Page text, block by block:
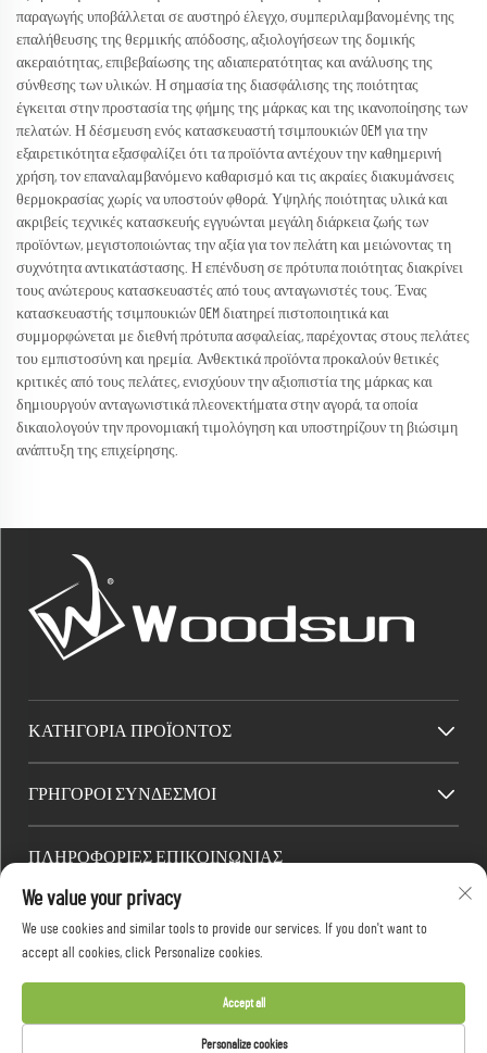
παραγωγής υποβάλλεται σε αυστηρό έλεγχο, συμπεριλαμβανομένης της
επαλήθευσης της θερμικής απόδοσης, αξιολογήσεων της δομικής
ακεραιότητας, επιβεβαίωσης της αδιαπερατότητας και ανάλυσης της
σύνθεσης των υλικών. Η σημασία της διασφάλισης της ποιότητας
έγκειται στην προστασία της φήμης της μάρκας και της ικανοποίησης των
πελατών. Η δέσμευση ενός κατασκευαστή τσιμπουκιών OEM για την
εξαιρετικότητα εξασφαλίζει ότι τα προϊόντα αντέχουν την καθημερινή
χρήση, τον επαναλαμβανόμενο καθαρισμό και τις ακραίες διακυμάνσεις
θερμοκρασίας χωρίς να υποστούν φθορά. Υψηλής ποιότητας υλικά και
ακριβείς τεχνικές κατασκευής εγγυώνται μεγάλη διάρκεια ζωής των
προϊόντων, μεγιστοποιώντας την αξία για τον πελάτη και μειώνοντας τη
συχνότητα αντικατάστασης. Η επένδυση σε πρότυπα ποιότητας διακρίνει
τους ανώτερους κατασκευαστές από τους ανταγωνιστές τους. Ένας
κατασκευαστής τσιμπουκιών OEM διατηρεί πιστοποιητικά και
συμμορφώνεται με διεθνή πρότυπα ασφαλείας, παρέχοντας στους πελάτες
του εμπιστοσύνη και ηρεμία. Ανθεκτικά προϊόντα προκαλούν θετικές
κριτικές από τους πελάτες, ενισχύουν την αξιοπιστία της μάρκας και
δημιουργούν ανταγωνιστικά πλεονεκτήματα στην αγορά, τα οποία
δικαιολογούν την προνομιακή τιμολόγηση και υποστηρίζουν τη βιώσιμη
ανάπτυξη της επιχείρησης.
ΚΑΤΗΓΟΡΊΑ ΠΡΟΪΌΝΤΟΣ
ΓΡΉΓΟΡΟΙ ΣΎΝΔΕΣΜΟΙ
ΠΛΗΡΟΦΟΡΙΕΣ ΕΠΙΚΟΙΝΩΝΙΑΣ
Factory/Office add : Βιομηχανική Ζώνη Dawang, Πόλη Heshan (νότια της
Email: [email protected]
Τηλ.:+86-13376626036
Πνευματικά δικαιώματα © 2026 Guangdong Woodsun Housewares Co., Ltd. Με
We value your privacy
We use cookies and similar tools to provide our services. If you don't want to
accept all cookies, click Personalize cookies.
Personalize cookies
Accept all